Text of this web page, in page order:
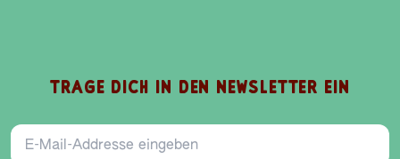
TRAGE DICH IN DEN NEWSLETTER EIN
E-Mail-Addresse